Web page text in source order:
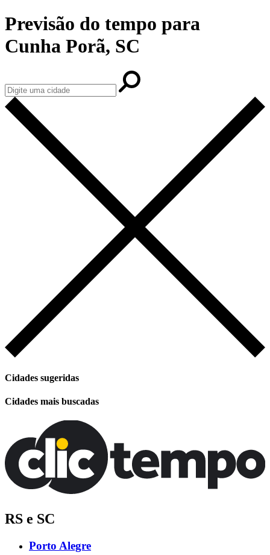
Previsão do tempo para
Cunha Porã, SC
Cidades sugeridas
Cidades mais buscadas
RS e SC
Porto Alegre